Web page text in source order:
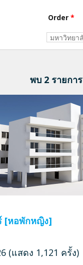
Order *
พบ 2 รายการ
[หอพักหญิง]
(แสดง 1,121 ครั้ง)